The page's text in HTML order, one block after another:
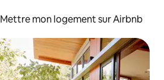
Mettre mon logement sur Airbnb